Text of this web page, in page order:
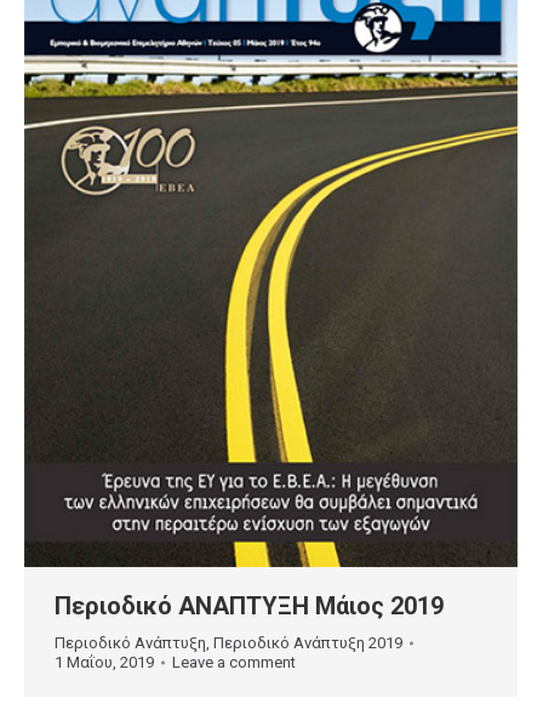
Περιοδικό ΑΝΑΠΤΥΞΗ Μάιος 2019
Περιοδικό Ανάπτυξη Περιοδικό Ανάπτυξη 2019
1 Μαΐου, 2019
Leave a comment